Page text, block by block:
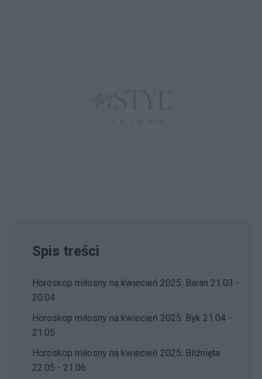
Spis treści
Horoskop miłosny na kwiecień 2025: Baran 21.03 -
20.04
Horoskop miłosny na kwiecień 2025: Byk 21.04 -
21.05
Horoskop miłosny na kwiecień 2025: Bliźnięta
22.05 - 21.06